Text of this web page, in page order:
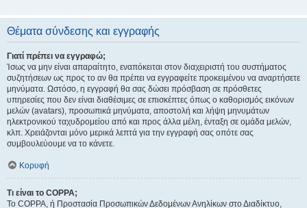
Θέματα σύνδεσης και εγγραφής
Γιατί πρέπει να εγγραφώ;
Ίσως να μην είναι απαραίτητο, εναπόκειται στον διαχειριστή του συστήματος
συζητήσεων ως προς το αν θα πρέπει να εγγραφείτε προκειμένου να αναρτήσετε
μηνύματα. Ωστόσο, η εγγραφή θα σας δώσει πρόσβαση σε πρόσθετες
υπηρεσίες που δεν είναι διαθέσιμες σε επισκέπτες όπως ο καθορισμός εικόνων
μελών (avatars), προσωπικά μηνύματα, αποστολή και λήψη μηνυμάτων
ηλεκτρονικού ταχυδρομείου από και προς άλλα μέλη, ένταξη σε ομάδα μελών,
κλπ. Χρειάζονται μόνο μερικά λεπτά για την εγγραφή σας οπότε σας
συμβουλεύουμε να το κάνετε.
Κορυφή
Τι είναι το COPPA;
Το COPPA, ή Προστασία Προσωπικών Δεδομένων Ανηλίκων στο Διαδίκτυο,